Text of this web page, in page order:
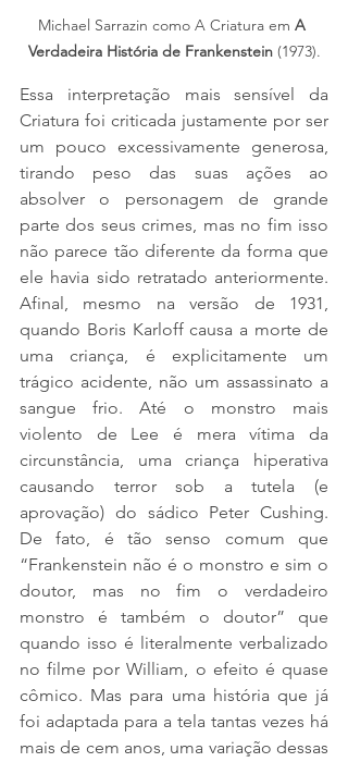
Michael Sarrazin como A Criatura em A
Verdadeira História de Frankenstein (1973).
Essa interpretação mais sensível da
Criatura foi criticada justamente por ser
um pouco excessivamente generosa,
tirando peso das suas ações ao
absolver o personagem de grande
parte dos seus crimes, mas no fim isso
não parece tão diferente da forma que
ele havia sido retratado anteriormente.
Afinal, mesmo na versão de 1931,
quando Boris Karloff causa a morte de
uma criança, é explicitamente um
trágico acidente, não um assassinato a
sangue frio. Até o monstro mais
violento de Lee é mera vítima da
circunstância, uma criança hiperativa
causando terror sob a tutela (e
aprovação) do sádico Peter Cushing.
De fato, é tão senso comum que
“Frankenstein não é o monstro e sim o
doutor, mas no fim o verdadeiro
monstro é também o doutor” que
quando isso é literalmente verbalizado
no filme por William, o efeito é quase
cômico. Mas para uma história que já
foi adaptada para a tela tantas vezes há
mais de cem anos, uma variação dessas